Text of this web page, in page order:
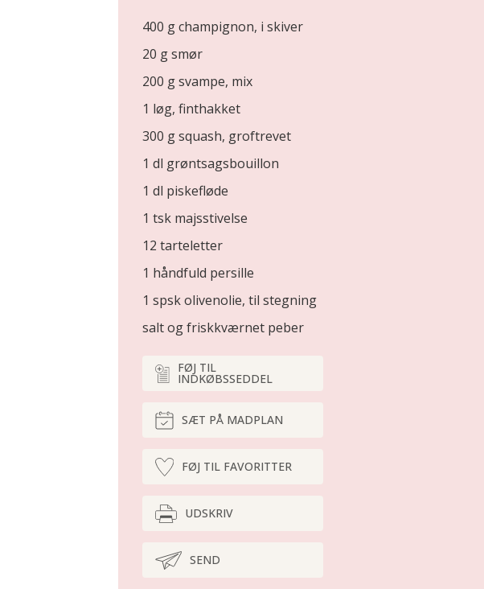
400 g champignon, i skiver
20 g smør
200 g svampe, mix
1 løg, finthakket
300 g squash, groftrevet
1 dl grøntsagsbouillon
1 dl piskefløde
1 tsk majsstivelse
12 tarteletter
1 håndfuld persille
1 spsk olivenolie, til stegning
salt og friskkværnet peber
FØJ TIL
INDKØBSSEDDEL
SÆT PÅ MADPLAN
FØJ TIL FAVORITTER
UDSKRIV
SEND